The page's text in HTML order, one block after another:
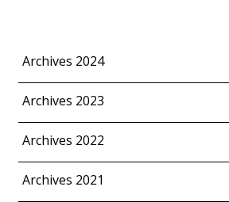
Archives 2024
Archives 2023
Archives 2022
Archives 2021